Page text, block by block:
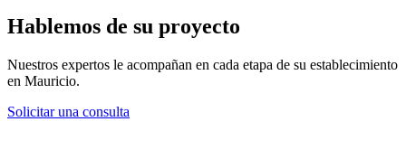
Hablemos de su proyecto
Nuestros expertos le acompañan en cada etapa de su establecimiento
en Mauricio.
Solicitar una consulta